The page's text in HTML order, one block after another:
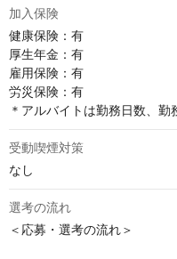
加入保険
健康保険：有
厚⽣年⾦：有
雇⽤保険：有
労災保険：有
＊アルバイトは勤務日数、勤
受動喫煙対策
なし
選考の流れ
＜応募・選考の流れ＞